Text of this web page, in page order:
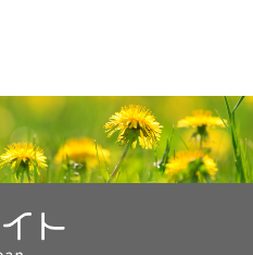
の表面に拡がることがよくあります。
なケースです。
の治療に精通した医師のチームが
がん の治療を専門とする医師）が統括
に精通し、特定の
める 緩和療法
検査し、遺伝子
に特定の変化が
参加。遺伝子に生じた変化の種
標的療法の種類は異なります。
ージ（英語）
ャンとがん（英語）
スです。PDQデータベースには、が
、支持療法、補完代替医療に関する最
しています。ほとんどの要約につい
さん向けの要約は、理解しやすい平
ずれの場合も、がんに関する正確か